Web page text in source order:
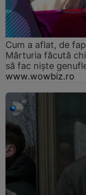
Cum a aflat, de
Mărturia făcută
să fac niște
www.wowbiz.ro